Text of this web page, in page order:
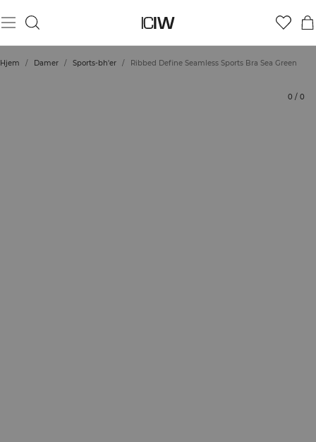
Hjem / Damer / Sports-bh'er / Ribbed Define Seamless Sports Bra Sea Green
0 / 0